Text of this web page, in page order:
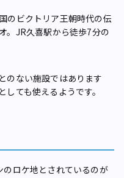
のビクトリア王朝時代の伝
。JR久喜駅から徒歩7分の
のない施設ではあります
ても使えるようです。
ロケ地とされているのが